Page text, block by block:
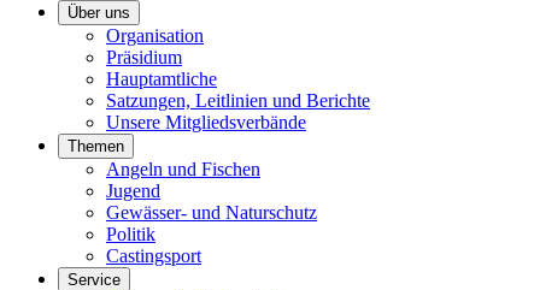
Über uns
Organisation
Präsidium
Hauptamtliche
Satzungen, Leitlinien und Berichte
Unsere Mitgliedsverbände
Themen
Angeln und Fischen
Jugend
Gewässer- und Naturschutz
Politik
Castingsport
Service